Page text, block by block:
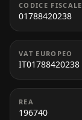
CODICE FISCALE
01788420238
VAT EUROPEO
IT01788420238
REA
196740